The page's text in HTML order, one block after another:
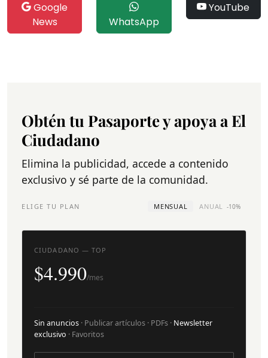
Google
News
WhatsApp
YouTube
Obtén tu Pasaporte y apoya a El
Ciudadano
Elimina la publicidad, accede a contenido
exclusivo y sé parte de la comunidad.
ELIGE TU PLAN MENSUAL ANUAL -10%
CIUDADANO — TOP
$4.990/mes
Sin anuncios · Publicar artículos · PDFs · Newsletter
exclusivo · Favoritos